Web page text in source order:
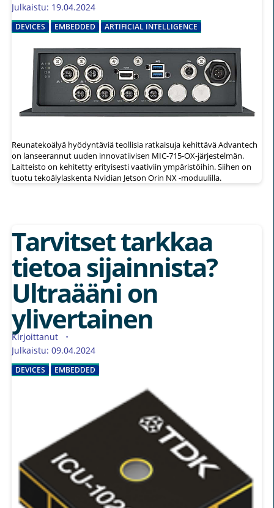
Julkaistu: 19.04.2024
DEVICES EMBEDDED ARTIFICIAL INTELLIGENCE
Reunatekoälyä hyödyntäviä teollisia ratkaisuja kehittävä Advantech
on lanseerannut uuden innovatiivisen MIC-715-OX-järjestelmän.
Laitteisto on kehitetty erityisesti vaativiin ympäristöihin. Siihen on
tuotu tekoälylaskenta Nvidian Jetson Orin NX -moduulilla.
Tarvitset tarkkaa
tietoa sijainnista?
Ultraääni on
ylivertainen
Kirjoittanut
Julkaistu: 09.04.2024
DEVICES EMBEDDED